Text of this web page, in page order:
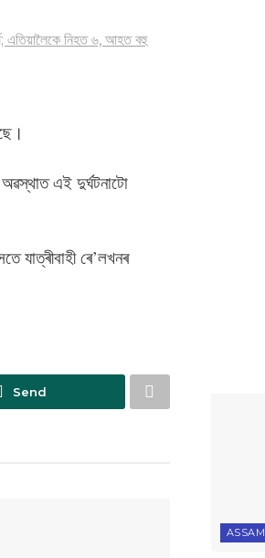
এই দুৰ্ঘটনাটো
যাত্ৰীবাহী ৰে’লখনৰ
Send
ASSAM